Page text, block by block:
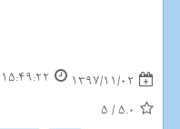
1397/11/02
15:49:22
5.0
/
5